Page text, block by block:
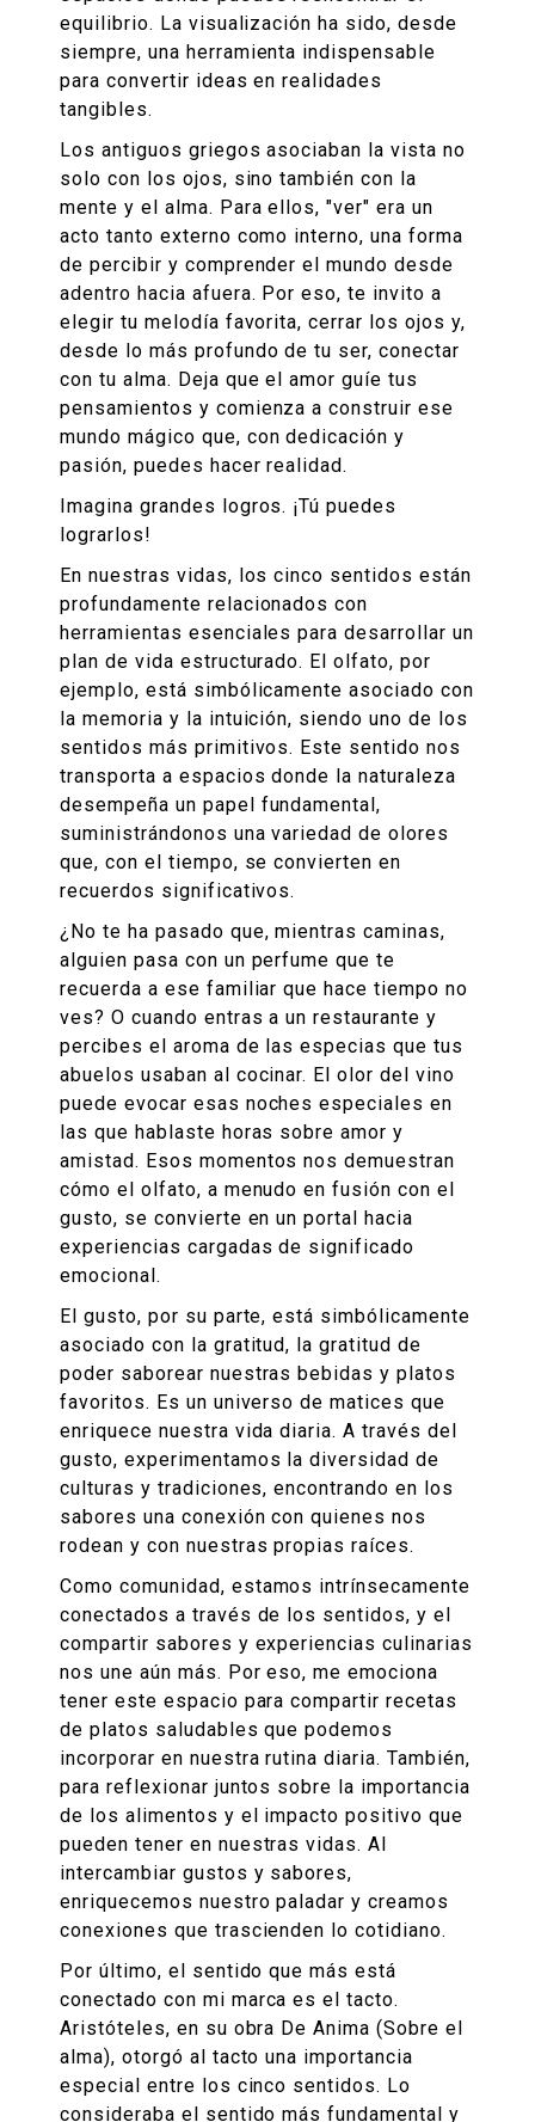
equilibrio. La visualización ha sido, desde
siempre, una herramienta indispensable
para convertir ideas en realidades
tangibles.
Los antiguos griegos asociaban la vista no
solo con los ojos, sino también con la
mente y el alma. Para ellos, "ver" era un
acto tanto externo como interno, una forma
de percibir y comprender el mundo desde
adentro hacia afuera. Por eso, te invito a
elegir tu melodía favorita, cerrar los ojos y,
desde lo más profundo de tu ser, conectar
con tu alma. Deja que el amor guíe tus
pensamientos y comienza a construir ese
mundo mágico que, con dedicación y
pasión, puedes hacer realidad.
Imagina grandes logros. ¡Tú puedes
lograrlos!
En nuestras vidas, los cinco sentidos están
profundamente relacionados con
herramientas esenciales para desarrollar un
plan de vida estructurado. El olfato, por
ejemplo, está simbólicamente asociado con
la memoria y la intuición, siendo uno de los
sentidos más primitivos. Este sentido nos
transporta a espacios donde la naturaleza
desempeña un papel fundamental,
suministrándonos una variedad de olores
que, con el tiempo, se convierten en
recuerdos significativos.
¿No te ha pasado que, mientras caminas,
alguien pasa con un perfume que te
recuerda a ese familiar que hace tiempo no
ves? O cuando entras a un restaurante y
percibes el aroma de las especias que tus
abuelos usaban al cocinar. El olor del vino
puede evocar esas noches especiales en
las que hablaste horas sobre amor y
amistad. Esos momentos nos demuestran
cómo el olfato, a menudo en fusión con el
gusto, se convierte en un portal hacia
experiencias cargadas de significado
emocional.
El gusto, por su parte, está simbólicamente
asociado con la gratitud, la gratitud de
poder saborear nuestras bebidas y platos
favoritos. Es un universo de matices que
enriquece nuestra vida diaria. A través del
gusto, experimentamos la diversidad de
culturas y tradiciones, encontrando en los
sabores una conexión con quienes nos
rodean y con nuestras propias raíces.
Como comunidad, estamos intrínsecamente
conectados a través de los sentidos, y el
compartir sabores y experiencias culinarias
nos une aún más. Por eso, me emociona
tener este espacio para compartir recetas
de platos saludables que podemos
incorporar en nuestra rutina diaria. También,
para reflexionar juntos sobre la importancia
de los alimentos y el impacto positivo que
pueden tener en nuestras vidas. Al
intercambiar gustos y sabores,
enriquecemos nuestro paladar y creamos
conexiones que trascienden lo cotidiano.
Por último, el sentido que más está
conectado con mi marca es el tacto.
Aristóteles, en su obra De Anima (Sobre el
alma), otorgó al tacto una importancia
especial entre los cinco sentidos. Lo
consideraba el sentido más fundamental y